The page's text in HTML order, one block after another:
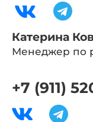
Катерина
Менеджер по
+7 (911)